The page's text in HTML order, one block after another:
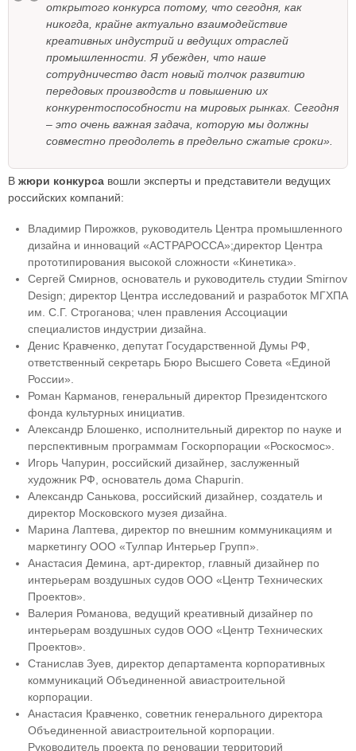
открытого конкурса потому, что сегодня, как
никогда, крайне актуально взаимодействие
креативных индустрий и ведущих отраслей
промышленности. Я убежден, что наше
сотрудничество даст новый толчок развитию
передовых производств и повышению их
конкурентоспособности на мировых рынках. Сегодня
– это очень важная задача, которую мы должны
совместно преодолеть в предельно сжатые сроки».
В жюри конкурса вошли эксперты и представители ведущих
российских компаний:
Владимир Пирожков, руководитель Центра промышленного
дизайна и инноваций «АСТРАРОССА»;директор Центра
прототипирования высокой сложности «Кинетика».
Сергей Смирнов, основатель и руководитель студии Smirnov
Design; директор Центра исследований и разработок МГХПА
им. С.Г. Строганова; член правления Ассоциации
специалистов индустрии дизайна.
Денис Кравченко, депутат Государственной Думы РФ,
ответственный секретарь Бюро Высшего Совета «Единой
России».
Роман Карманов, генеральный директор Президентского
фонда культурных инициатив.
Александр Блошенко, исполнительный директор по науке и
перспективным программам Госкорпорации «Роскосмос».
Игорь Чапурин, российский дизайнер, заслуженный
художник РФ, основатель дома Chapurin.
Александр Санькова, российский дизайнер, создатель и
директор Московского музея дизайна.
Марина Лаптева, директор по внешним коммуникациям и
маркетингу ООО «Тулпар Интерьер Групп».
Анастасия Демина, арт-директор, главный дизайнер по
интерьерам воздушных судов ООО «Центр Технических
Проектов».
Валерия Романова, ведущий креативный дизайнер по
интерьерам воздушных судов ООО «Центр Технических
Проектов».
Станислав Зуев, директор департамента корпоративных
коммуникаций Объединенной авиастроительной
корпорации.
Анастасия Кравченко, советник генерального директора
Объединенной авиастроительной корпорации.
Руководитель проекта по реновации территорий